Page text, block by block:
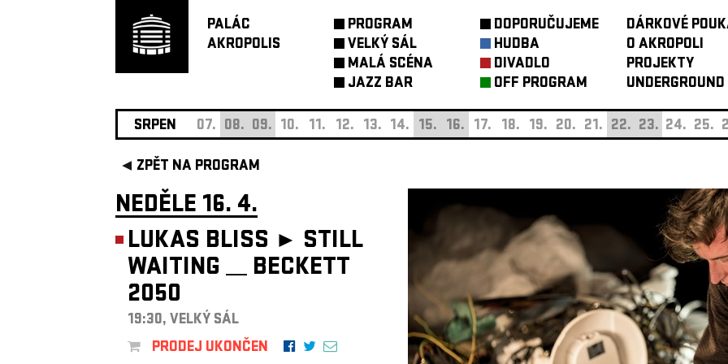
PALÁC
AKROPOLIS
PROGRAM
VELKÝ SÁL
MALÁ SCÉNA
JAZZ BAR
DOPORUČUJEME
HUDBA
DIVADLO
OFF PROGRAM
DÁRKOVÉ
O AKROPOLI
PROJEKTY
UNDERGROUND
SRPEN 07. 08. 09. 10. 11. 12. 13. 14. 15. 16. 17. 18. 19. 20. 21. 22. 23. 24. 25.
ZPĚT NA PROGRAM
NEDĚLE 16. 4.
LUKAS BLISS ► STILL
WAITING __ BECKETT
2050
19:30, VELKÝ SÁL
PRODEJ UKONČEN